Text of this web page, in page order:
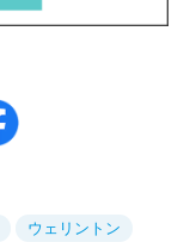
ウェリントン